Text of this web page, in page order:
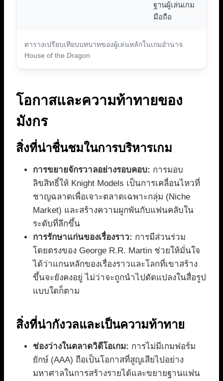
ตารางเปรียบเทียบบทบาทของผู้เล่นหลักในเกมอำนาจ
House of the Dragon
ฐานผู้เล่นเกม
มือถือ
โอกาสและความท้าทายของ
มังกร
สิ่งที่น่าชื่นชมในการบริหารเกม
การขยายจักรวาลอย่างรอบคอบ: การมอบ
ลิขสิทธิ์ให้ Knight Models เป็นการเคลื่อนไหวที่
ชาญฉลาดเพื่อเจาะตลาดเฉพาะกลุ่ม (Niche
Market) และสร้างความผูกพันกับแฟนคลับใน
ระดับที่ลึกขึ้น
การรักษาแก่นของเรื่องราว: การมีส่วนร่วม
โดยตรงของ George R.R. Martin ช่วยให้มั่นใจ
ได้ว่าแกนหลักของเรื่องราวและโลกที่เขาสร้าง
ขึ้นจะยังคงอยู่ ไม่ว่าจะถูกนำไปดัดแปลงในสื่อรูป
แบบใดก็ตาม
สิ่งที่น่ากังวลและเป็นความท้าทาย
ช่องว่างในตลาดวิดีโอเกม: การไม่มีเกมฟอร์ม
ยักษ์ (AAA) ถือเป็นโอกาสที่สูญเสียไปอย่าง
มหาศาลในการสร้างรายได้และขยายฐานแฟน